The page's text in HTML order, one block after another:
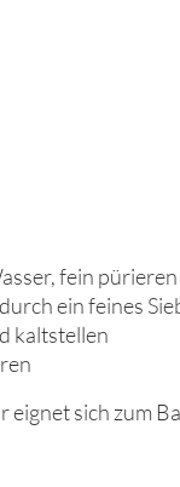
fein pürieren
ein feines
kaltstellen
sich zum